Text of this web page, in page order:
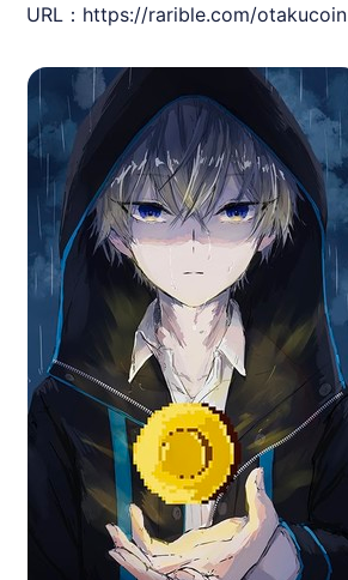
URL： https://rarible.com/otakucoin